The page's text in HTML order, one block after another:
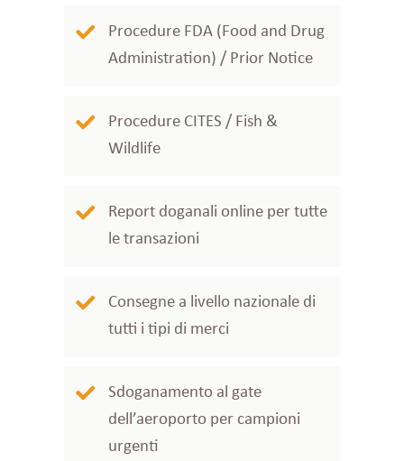
Procedure FDA (Food and Drug
Administration) / Prior Notice
Procedure CITES / Fish &
Wildlife
Report doganali online per tutte
le transazioni
Consegne a livello nazionale di
tutti i tipi di merci
Sdoganamento al gate
dell’aeroporto per campioni
urgenti